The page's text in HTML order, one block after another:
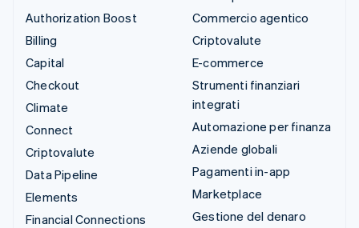
Authorization Boost
Billing
Capital
Checkout
Climate
Connect
Criptovalute
Data Pipeline
Elements
Financial Connections
Commercio agentico
Criptovalute
E-commerce
Strumenti finanziari
integrati
Automazione per finanza
Aziende globali
Pagamenti in-app
Marketplace
Gestione del denaro